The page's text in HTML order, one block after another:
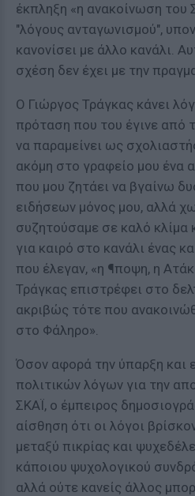
έκπληξη «η ανακοίνωση του
"λόγους ανταγωνισμού",
κανονίσει με άλλο κανάλι.
σχέση δεν έχει με την
Ο Γιώργος Τράγκας κάνει
πρόταση που του έγινε από
να παραμείνει ως
ακόμη στο γραφείο μου ένα
που μου ζητάει να βγαίνω
ειδήσεων μόνος μου, αλλά
συζητούσαμε σε καλό κλίμα
για καιρό στο κανάλι ένας
που έλεγαν, «η ¶ποψη, η
Τράγκας επιστρέφει στο
ακριβώς τότε που
στο Φάληρο».
Όσον αφορά την ύπαρξη και
πολιτικών λόγων για την
ΣΚΑΪ, ο έμπειρος
αίσθηση ότι οι λόγοι
μεταξύ πικρίας και
κάποιου ψυχολογικού
αλλά ούτε κανείς άλλος